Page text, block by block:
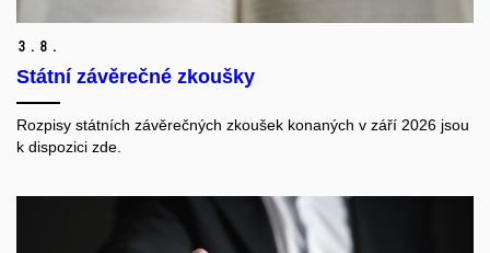
3. 8.
Státní závěrečné zkoušky
Rozpisy státních závěrečných zkoušek konaných v září 2026 jsou
k dispozici zde.